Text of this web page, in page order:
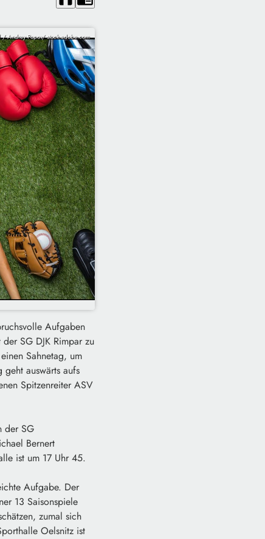
/ Andrey Popov/ stock.adobe.com
Aufgaben
SG DJK Rimpar zu
Sahnetag, um
auswärts aufs
Spitzenreiter ASV
der SG
Bernert
ist um 17 Uhr 45.
Aufgabe. Der
13 Saisonspiele
zumal sich
Oelsnitz ist